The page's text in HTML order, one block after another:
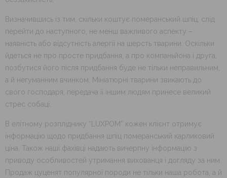
Визначившись із тим, скільки коштує померанський шпіц, слід
перейти до наступного, не менш важливого аспекту –
наявність або відсутність алергії на шерсть тварини. Оскільки
йдеться не про просте придбання, а про компаньйона і друга,
позбутися його після придбання буде не тільки неправильним,
а й негуманним вчинком. Мініатюрні тварини звикають до
свого господаря, передача її іншим людям принесе великий
стрес собаці.
В елітному розпліднику “LUXPOM” кожен клієнт отримує
інформацію щодо придбання шпіц померанський карликовий
ціна. Також наші фахівці надають вичерпну інформацію з
приводу особливостей утримання вихованця і догляду за ним.
Продаж цуценят популярної породи не тільки наша робота, а й